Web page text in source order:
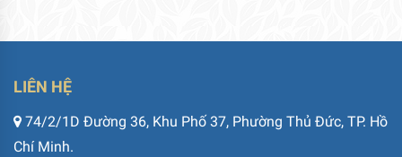
LIÊN HỆ
74/2/1D Đường 36, Khu Phố 37, Phường Thủ Đức, TP. Hồ
Chí Minh.